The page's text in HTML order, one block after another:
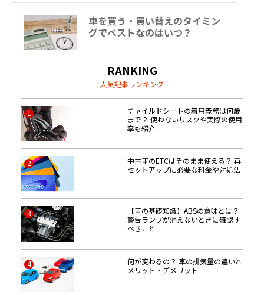
車を買う・買い替えのタイミン
グでベストなのはいつ？
RANKING
人気記事ランキング
1
チャイルドシートの着用義務は何歳
まで？ 使わないリスクや実際の使用
率も紹介
2
中古車のETCはそのまま使える？ 再
セットアップに必要な料金や対処法
3
【車の基礎知識】ABSの意味とは？
警告ランプが消えないときに確認す
べきこと
4
何が変わるの？ 車の排気量の違いと
メリット・デメリット